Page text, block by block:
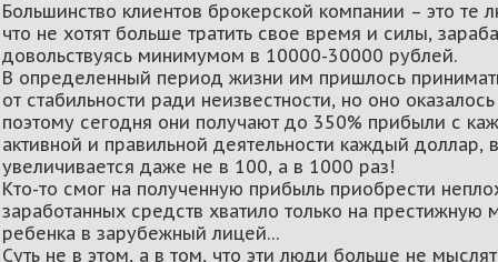
Большинство клиентов брокерской компании – это
что не хотят больше тратить свое время и силы,
довольствуясь минимумом в 10000-30000 рублей.
В определенный период жизни им пришлось
от стабильности ради неизвестности, но оно
поэтому сегодня они получают до 350% прибыли с
активной и правильной деятельности каждый
увеличивается даже не в 100, а в 1000 раз!
Кто-то смог на полученную прибыль приобрести
заработанных средств хватило только на престижную
ребенка в зарубежный лицей…
Суть не в этом, а в том, что эти люди больше не